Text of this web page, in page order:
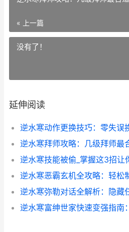
« 上一篇
没有了！
延伸阅读
逆水寒动作更换技巧：零失误
逆水寒拜师攻略：几级拜师最
逆水寒技能被偷_掌握这3招让
逆水寒弥勒对话全解析：隐藏